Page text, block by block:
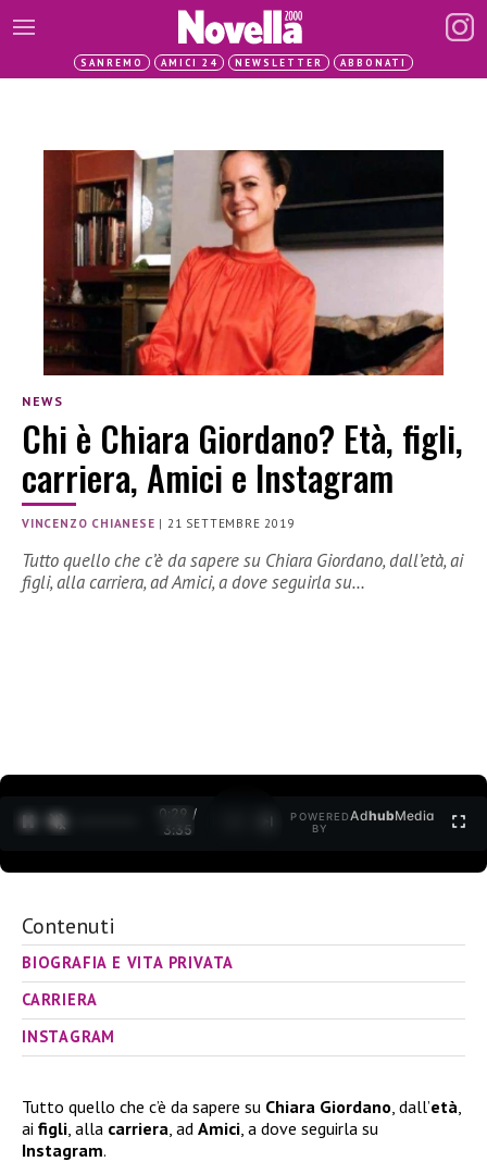
SANREMO AMICI 24 NEWSLETTER ABBONATI
NEWS
Chi è Chiara Giordano? Età, figli,
carriera, Amici e Instagram
VINCENZO CHIANESE |21 SETTEMBRE 2019
Tutto quello che c’è da sapere su Chiara Giordano, dall’età, ai
figli, alla carriera, ad Amici, a dove seguirla su…
0:30 /
3:35
POWERED
BY
AdhubMedia
Contenuti
BIOGRAFIA E VITA PRIVATA
CARRIERA
INSTAGRAM
Tutto quello che c’è da sapere su Chiara Giordano, dall’età,
ai figli, alla carriera, ad Amici, a dove seguirla su
Instagram.